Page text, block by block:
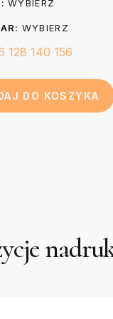
WYBIERZ
WYBIERZ
128 140 156
DO KOSZYKA